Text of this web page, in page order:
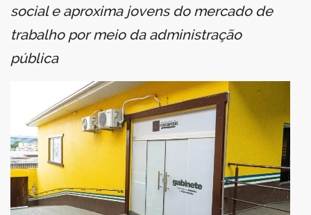
social e aproxima jovens do mercado de
trabalho por meio da administração
pública